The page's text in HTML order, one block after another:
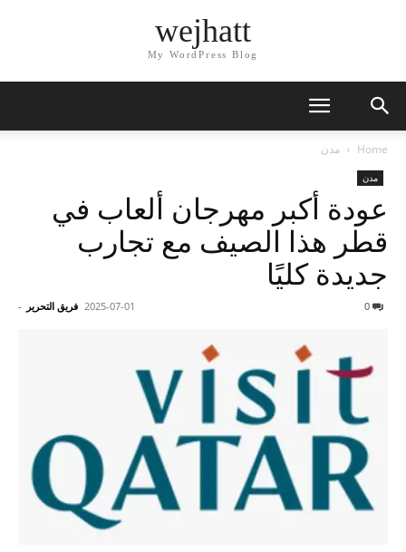
wejhatt
My WordPress Blog
Home مدن
مدن
عودة أكبر مهرجان ألعاب في
قطر هذا الصيف مع تجارب
جديدة كليًا
فريق التحرير - 2025-07-01